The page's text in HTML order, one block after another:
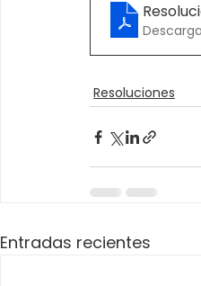
Resoluciones
Entradas recientes